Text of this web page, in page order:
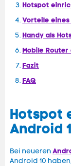
Hotspot
Vorteile eines
Handy als
Mobile
Fazit
FAQ
Hotspot
Android
Bei neueren
Android 10